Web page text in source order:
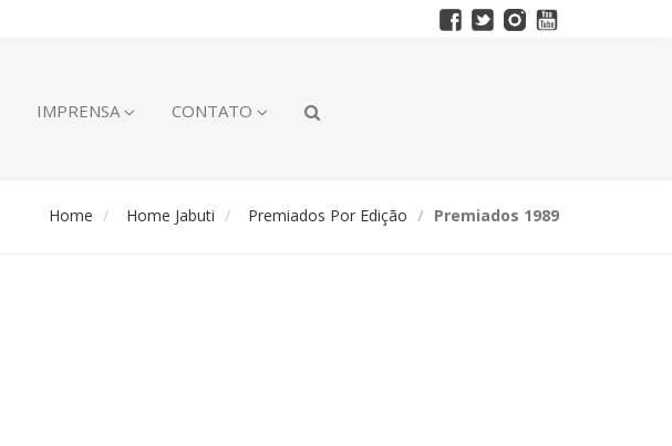
IMPRENSA CONTATO
Home Home Jabuti Premiados Por Edição Premiados 1989